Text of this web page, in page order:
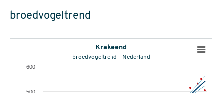
broedvogeltrend
Krakeend
broedvogeltrend - Nederland
500
600